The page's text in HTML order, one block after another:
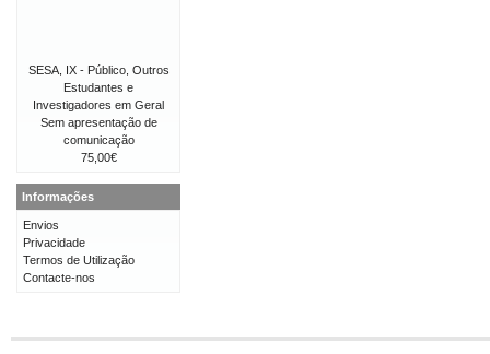
SESA, IX - Público, Outros
Estudantes e
Investigadores em Geral
Sem apresentação de
comunicação
75,00€
Informações
Envios
Privacidade
Termos de Utilização
Contacte-nos